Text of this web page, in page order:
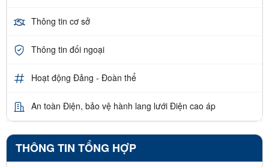
Thông tin cơ sở
Thông tin đối ngoại
Hoạt động Đảng - Đoàn thể
An toàn Điện, bảo vệ hành lang lưới Điện cao áp
THÔNG TIN TỔNG HỢP